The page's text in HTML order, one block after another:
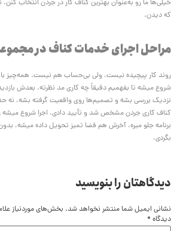
خیلی‌ها ما رو به‌عنوان بهترین کناف کار در جردن انتخاب کنن،
که دیدن.
مراحل اجرای خدمات کناف در
روند کار پیچیده نیست، ولی بی‌حساب هم نیست. همه‌چیز
شروع میشه تا بفهمیم دقیقاً چه کاری مد نظرته. بعدش
نزدیک بررسی بشه و تصمیم‌ها روی واقعیت گرفته بشه، نه
کناف کاری جردن مشخص شد و تأیید دادی، اجرا شروع میشه و
برنامه جلو میره. آخرش هم فضا تمیز تحویل داده میشه،
بگردی.
دیدگاهتان را بنویسید
نشانی ایمیل شما منتشر نخواهد شد. بخش‌های موردنیاز
دیدگاه*